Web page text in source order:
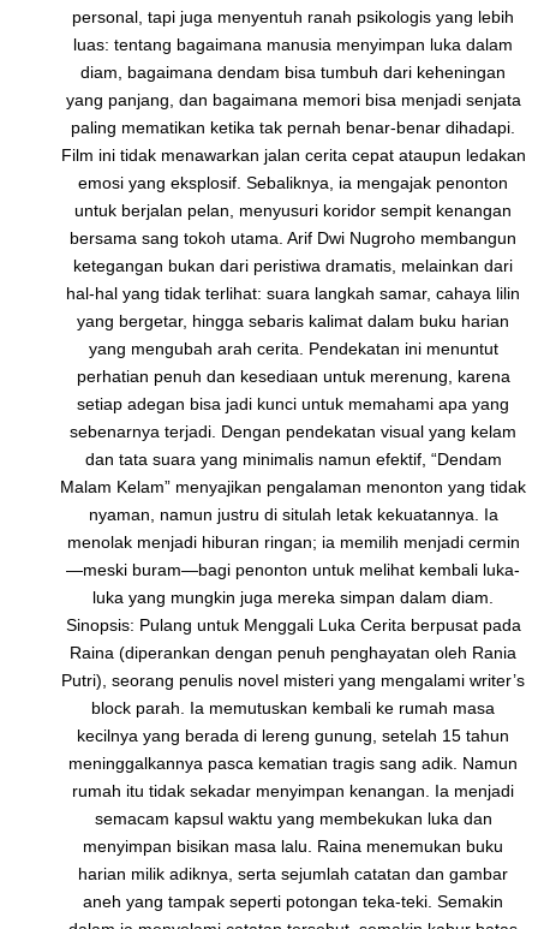
personal, tapi juga menyentuh ranah psikologis yang lebih
luas: tentang bagaimana manusia menyimpan luka dalam
diam, bagaimana dendam bisa tumbuh dari keheningan
yang panjang, dan bagaimana memori bisa menjadi senjata
paling mematikan ketika tak pernah benar-benar dihadapi.
Film ini tidak menawarkan jalan cerita cepat ataupun ledakan
emosi yang eksplosif. Sebaliknya, ia mengajak penonton
untuk berjalan pelan, menyusuri koridor sempit kenangan
bersama sang tokoh utama. Arif Dwi Nugroho membangun
ketegangan bukan dari peristiwa dramatis, melainkan dari
hal-hal yang tidak terlihat: suara langkah samar, cahaya lilin
yang bergetar, hingga sebaris kalimat dalam buku harian
yang mengubah arah cerita. Pendekatan ini menuntut
perhatian penuh dan kesediaan untuk merenung, karena
setiap adegan bisa jadi kunci untuk memahami apa yang
sebenarnya terjadi. Dengan pendekatan visual yang kelam
dan tata suara yang minimalis namun efektif, “Dendam
Malam Kelam” menyajikan pengalaman menonton yang tidak
nyaman, namun justru di situlah letak kekuatannya. Ia
menolak menjadi hiburan ringan; ia memilih menjadi cermin
—meski buram—bagi penonton untuk melihat kembali luka-
luka yang mungkin juga mereka simpan dalam diam.
Sinopsis: Pulang untuk Menggali Luka Cerita berpusat pada
Raina (diperankan dengan penuh penghayatan oleh Rania
Putri), seorang penulis novel misteri yang mengalami writer’s
block parah. Ia memutuskan kembali ke rumah masa
kecilnya yang berada di lereng gunung, setelah 15 tahun
meninggalkannya pasca kematian tragis sang adik. Namun
rumah itu tidak sekadar menyimpan kenangan. Ia menjadi
semacam kapsul waktu yang membekukan luka dan
menyimpan bisikan masa lalu. Raina menemukan buku
harian milik adiknya, serta sejumlah catatan dan gambar
aneh yang tampak seperti potongan teka-teki. Semakin